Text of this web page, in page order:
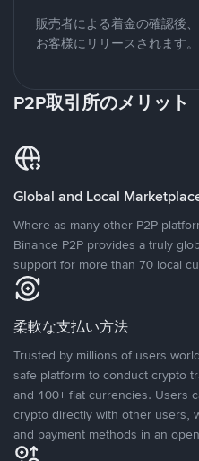
販売者による着金の確認後
お客様にリリースされます。
P2P取引所のメリット
Global and Local
Where as many other P2P
Binance P2P provides a truly
support for more than 70 local
柔軟な支払い方法
Trusted by millions of users
safe platform to conduct crypto
and 100+ fiat currencies. Users
crypto directly with other users,
and payment methods in an